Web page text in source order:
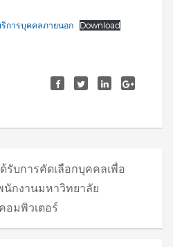
การบุคคลภายนอก Download
รับการคัดเลือกบุคคลเพื่อ
นักงานมหาวิทยาลัย
อมพิวเตอร์